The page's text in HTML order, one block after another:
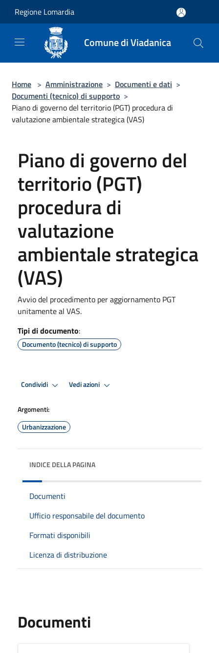
Regione Lomardia
Comune di Viadanica
Home > Amministrazione > Documenti e dati >
Documenti (tecnico) di supporto >
Piano di governo del territorio (PGT) procedura di
valutazione ambientale strategica (VAS)
Piano di governo del
territorio (PGT)
procedura di
valutazione
ambientale strategica
(VAS)
Avvio del procedimento per aggiornamento PGT
unitamente al VAS.
Tipi di documento:
Documento (tecnico) di supporto
Condividi Vedi azioni
Argomenti:
Urbanizzazione
INDICE DELLA PAGINA
Documenti
Ufficio responsabile del documento
Formati disponibili
Licenza di distribuzione
Documenti